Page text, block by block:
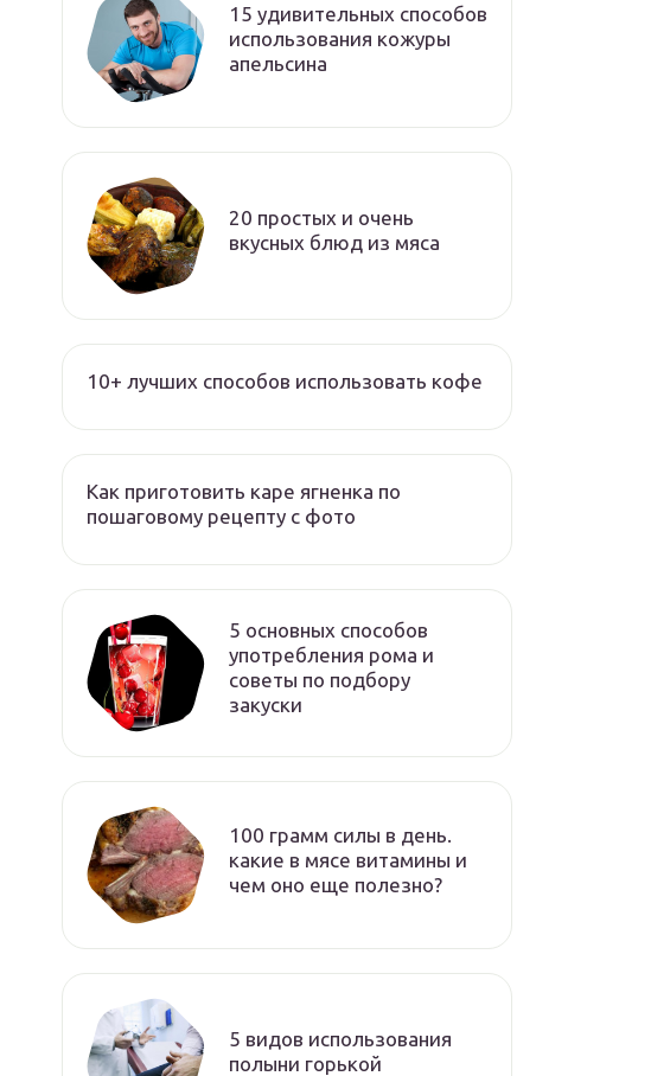
15 удивительных способов
использования кожуры
апельсина
20 простых и очень
вкусных блюд из мяса
10+ лучших способов использовать кофе
Как приготовить каре ягненка по
пошаговому рецепту с фото
5 основных способов
употребления рома и
советы по подбору
закуски
100 грамм силы в день.
какие в мясе витамины и
чем оно еще полезно?
5 видов использования
полыни горькой